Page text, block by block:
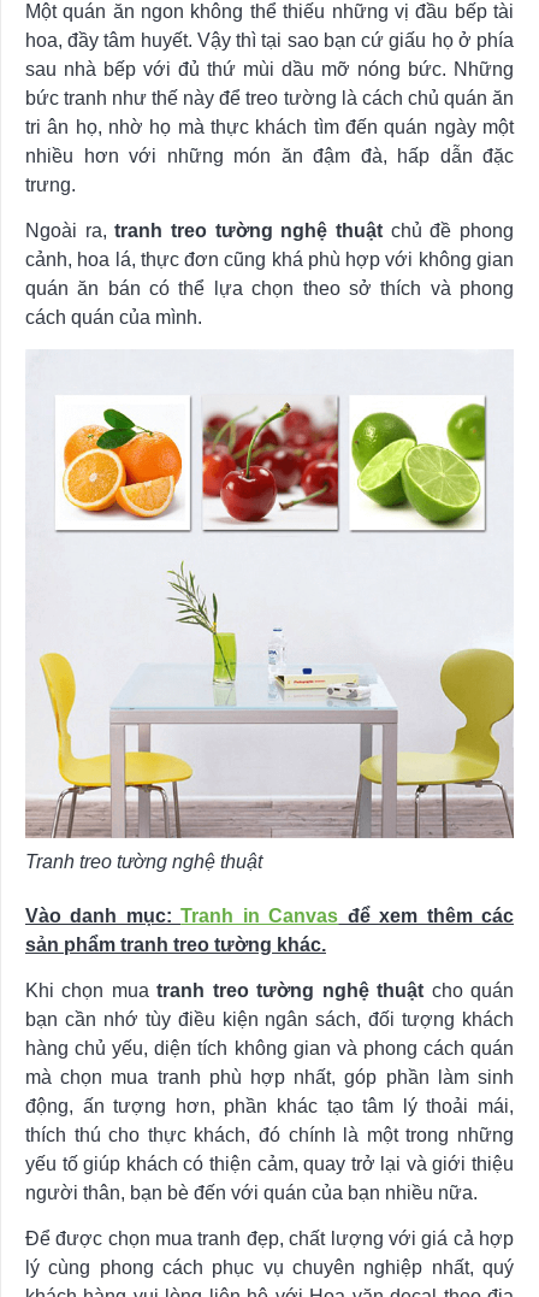
Một quán ăn ngon không thể thiếu những vị đầu bếp tài
hoa, đầy tâm huyết. Vậy thì tại sao bạn cứ giấu họ ở phía
sau nhà bếp với đủ thứ mùi dầu mỡ nóng bức. Những
bức tranh như thế này để treo tường là cách chủ quán ăn
tri ân họ, nhờ họ mà thực khách tìm đến quán ngày một
nhiều hơn với những món ăn đậm đà, hấp dẫn đặc
trưng.
Ngoài ra, tranh treo tường nghệ thuật chủ đề phong
cảnh, hoa lá, thực đơn cũng khá phù hợp với không gian
quán ăn bán có thể lựa chọn theo sở thích và phong
cách quán của mình.
Tranh treo tường nghệ thuật
Vào danh mục:Tranh in Canvas để xem thêm các
sản phẩm tranh treo tường khác.
Khi chọn muatranh treo tường nghệ thuật cho quán
bạn cần nhớ tùy điều kiện ngân sách, đối tượng khách
hàng chủ yếu, diện tích không gian và phong cách quán
mà chọn mua tranh phù hợp nhất, góp phần làm sinh
động, ấn tượng hơn, phần khác tạo tâm lý thoải mái,
thích thú cho thực khách, đó chính là một trong những
yếu tố giúp khách có thiện cảm, quay trở lại và giới thiệu
người thân, bạn bè đến với quán của bạn nhiều nữa.
Để được chọn mua tranh đẹp, chất lượng với giá cả hợp
lý cùng phong cách phục vụ chuyên nghiệp nhất, quý